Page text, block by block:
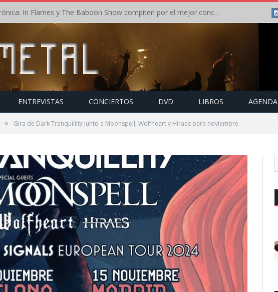
Crónica: In Flames y The Baboon Show compiten por el mejor concierto del día en el Leyendas del Rock – Viernes – Agosto 2026
ENTREVISTAS CONCIERTOS DVD LIBROS AGENDA
» Gira de Dark Tranquillity junto a Moonspell, Wolfheart y Hiraes para noviembre